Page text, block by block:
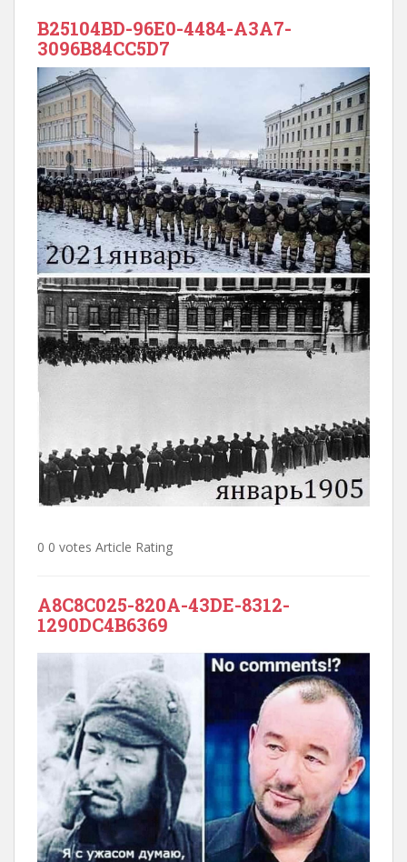
B25104BD-96E0-4484-A3A7-
3096B84CC5D7
0 0 votes Article Rating
A8C8C025-820A-43DE-8312-
1290DC4B6369